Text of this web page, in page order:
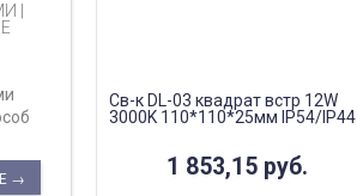
|
→
Св-к DL-03 квадрат встр 12W
3000K 110*110*25мм IP54/IP44
1 853,15 руб.